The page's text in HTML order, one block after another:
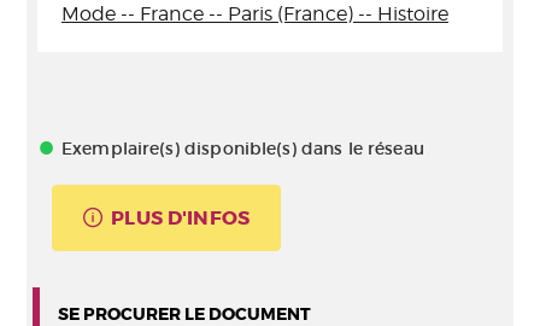
Mode -- France -- Paris (France) -- Histoire
Exemplaire(s) disponible(s) dans le réseau
PLUS D'INFOS
SE PROCURER LE DOCUMENT